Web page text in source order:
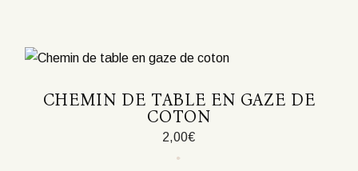
CHEMIN DE TABLE EN GAZE DE
COTON
2,00€
Ce